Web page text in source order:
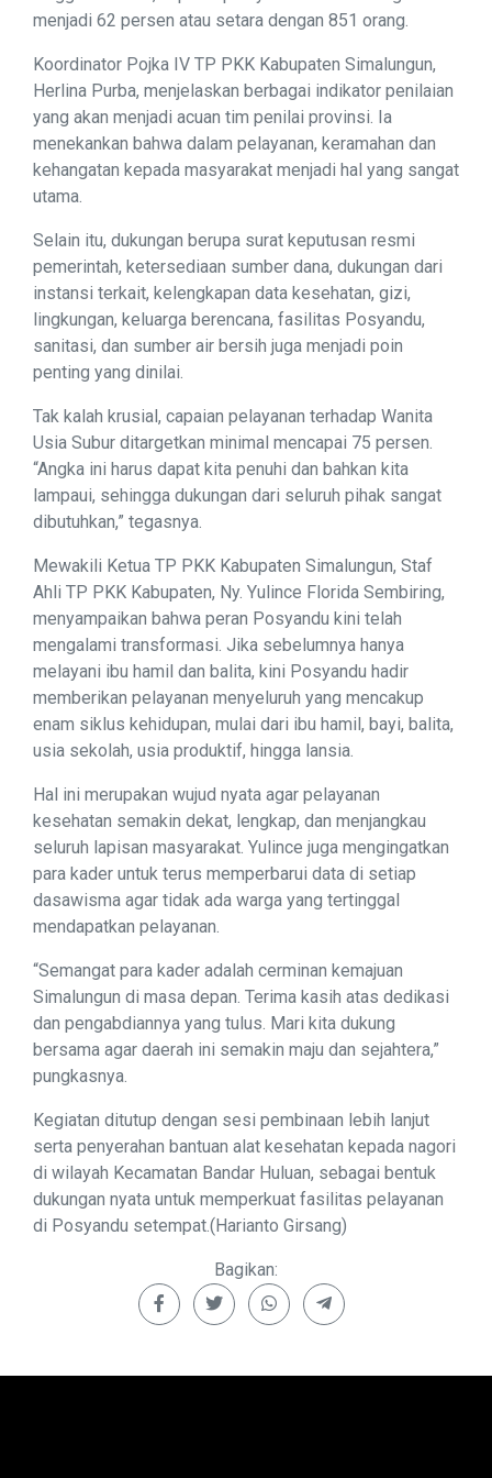
menjadi 62 persen atau setara dengan 851 orang.
Koordinator Pojka IV TP PKK Kabupaten Simalungun,
Herlina Purba, menjelaskan berbagai indikator penilaian
yang akan menjadi acuan tim penilai provinsi. Ia
menekankan bahwa dalam pelayanan, keramahan dan
kehangatan kepada masyarakat menjadi hal yang sangat
utama.
Selain itu, dukungan berupa surat keputusan resmi
pemerintah, ketersediaan sumber dana, dukungan dari
instansi terkait, kelengkapan data kesehatan, gizi,
lingkungan, keluarga berencana, fasilitas Posyandu,
sanitasi, dan sumber air bersih juga menjadi poin
penting yang dinilai.
Tak kalah krusial, capaian pelayanan terhadap Wanita
Usia Subur ditargetkan minimal mencapai 75 persen.
“Angka ini harus dapat kita penuhi dan bahkan kita
lampaui, sehingga dukungan dari seluruh pihak sangat
dibutuhkan,” tegasnya.
Mewakili Ketua TP PKK Kabupaten Simalungun, Staf
Ahli TP PKK Kabupaten, Ny. Yulince Florida Sembiring,
menyampaikan bahwa peran Posyandu kini telah
mengalami transformasi. Jika sebelumnya hanya
melayani ibu hamil dan balita, kini Posyandu hadir
memberikan pelayanan menyeluruh yang mencakup
enam siklus kehidupan, mulai dari ibu hamil, bayi, balita,
usia sekolah, usia produktif, hingga lansia.
Hal ini merupakan wujud nyata agar pelayanan
kesehatan semakin dekat, lengkap, dan menjangkau
seluruh lapisan masyarakat. Yulince juga mengingatkan
para kader untuk terus memperbarui data di setiap
dasawisma agar tidak ada warga yang tertinggal
mendapatkan pelayanan.
“Semangat para kader adalah cerminan kemajuan
Simalungun di masa depan. Terima kasih atas dedikasi
dan pengabdiannya yang tulus. Mari kita dukung
bersama agar daerah ini semakin maju dan sejahtera,”
pungkasnya.
Kegiatan ditutup dengan sesi pembinaan lebih lanjut
serta penyerahan bantuan alat kesehatan kepada nagori
di wilayah Kecamatan Bandar Huluan, sebagai bentuk
dukungan nyata untuk memperkuat fasilitas pelayanan
di Posyandu setempat.(Harianto Girsang)
Bagikan: